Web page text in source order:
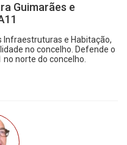
Guimarães e
Infraestruturas e Habitação,
no concelho. Defende o
norte do concelho.